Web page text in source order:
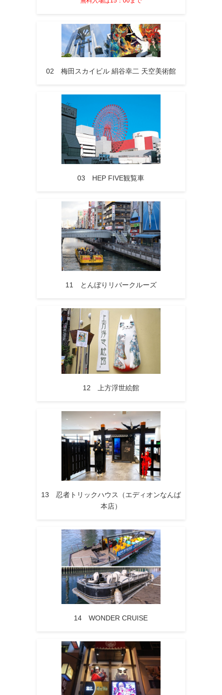
02 梅田スカイビル 絹谷幸二 天空美術館
03 HEP FIVE観覧車
11 とんぼりリバークルーズ
12 上方浮世絵館
13 忍者トリックハウス（エディオンなんば
本店）
14 WONDER CRUISE